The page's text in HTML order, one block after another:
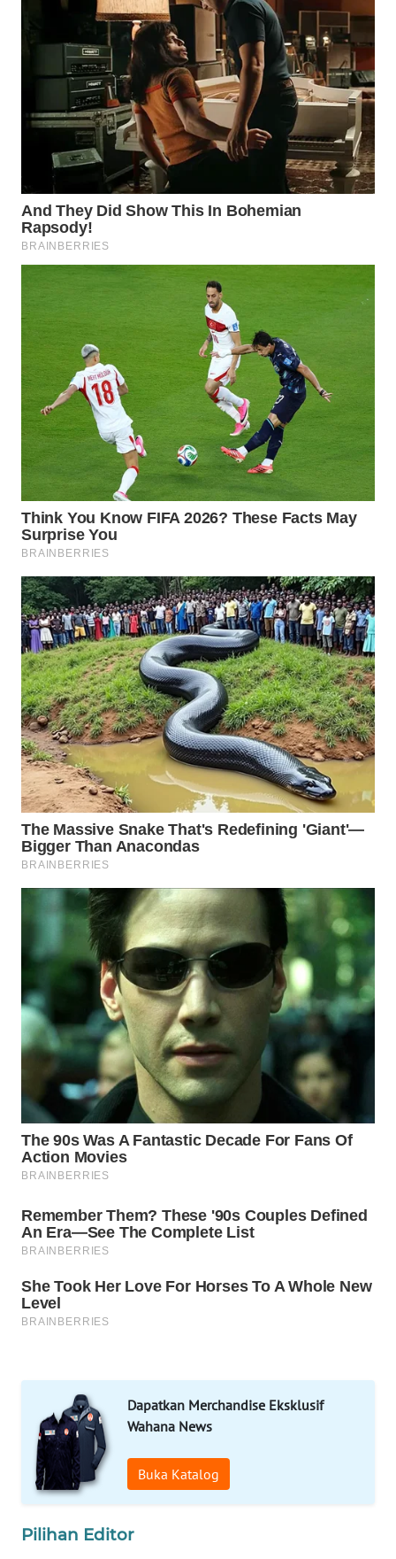
Dapatkan Merchandise Eksklusif
Wahana News
Buka Katalog
Pilihan Editor
BINTAN
WN
MANDALIKA
WN
LIKUPANG
WN
LABUANBAJO
BORNEO
Wahana
Media
Group
WAHANA
NEWS
WAHANA
TANI
ADVOKAT
WAHANA
INFRASTRUKTUR
WAHANA
KONSUMEN
WAHANA
LISTRIK
WAHANA
TRAVEL
WAHANA
TV
WAHANANEWS
WAHANANEWS
CO ID
WAHANANEWS
NET
WAHANA
SPORT
WAHANA
UMKM
WAHANA
SELEB
WAHANA
OTOMOTIF
WAHANA
HEALTH